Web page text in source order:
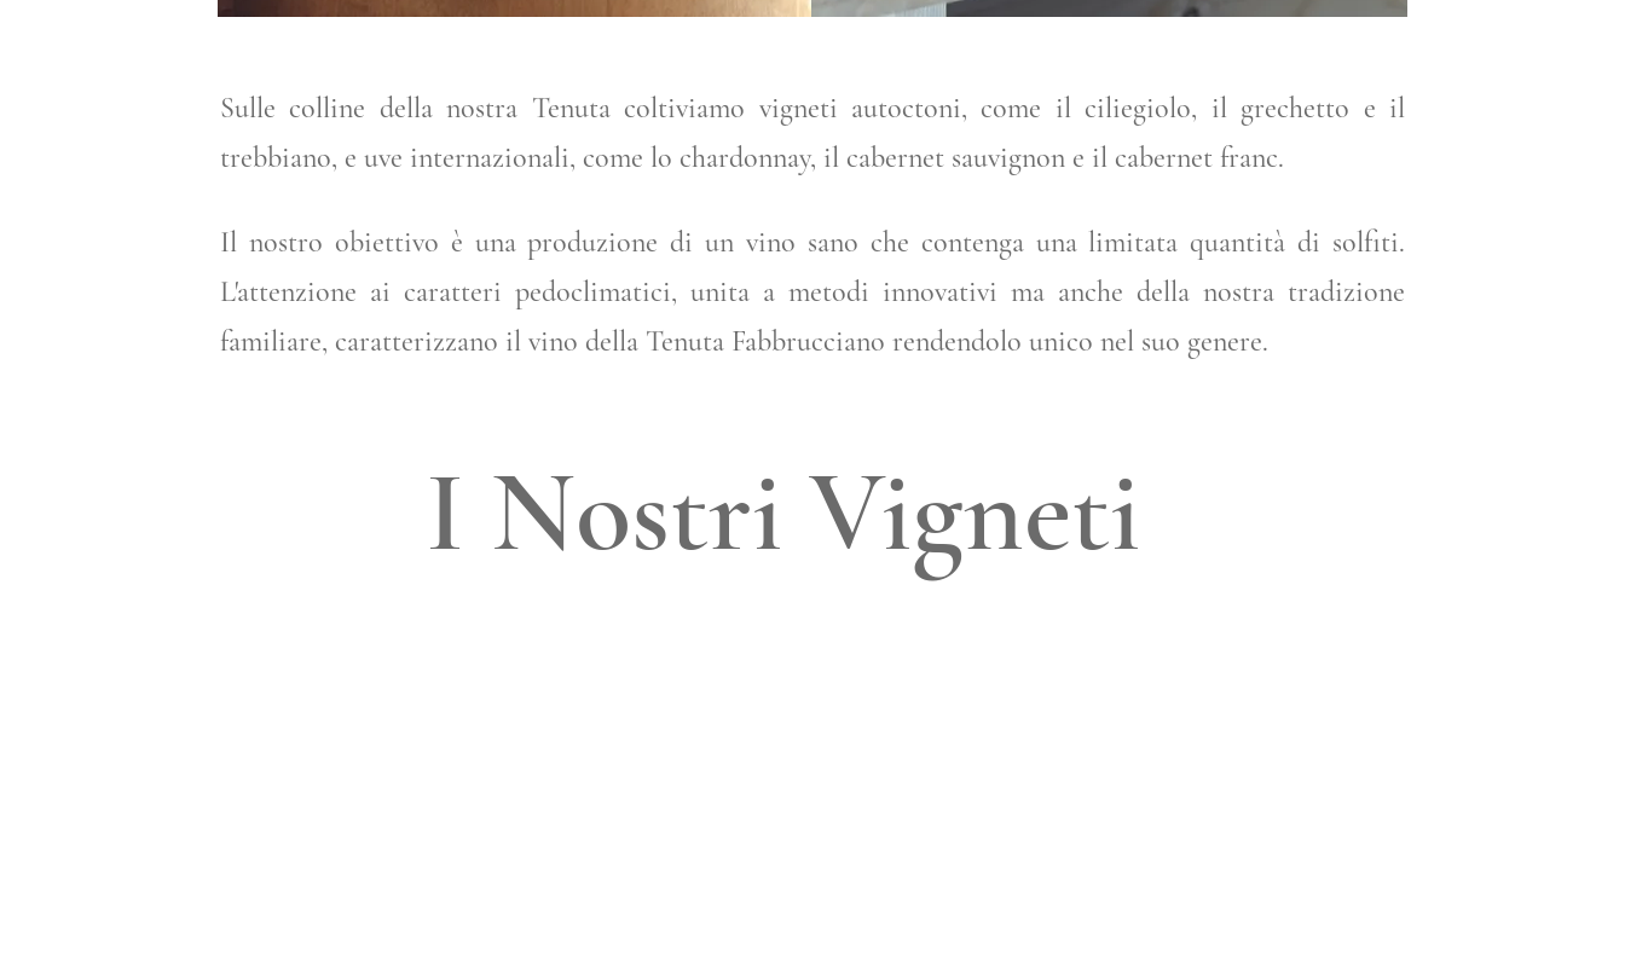
Sulle colline della nostra Tenuta coltiviamo vigneti autoctoni, come il ciliegiolo, il grechetto e il
trebbiano, e uve internazionali, come lo chardonnay, il cabernet sauvignon e il cabernet franc.
Il nostro obiettivo è una produzione di un vino sano che contenga una limitata quantità di solfiti.
L'attenzione ai caratteri pedoclimatici, unita a metodi innovativi ma anche della nostra tradizione
familiare, caratterizzano il vino della Tenuta Fabbrucciano rendendolo unico nel suo genere.
I Nostri Vigneti